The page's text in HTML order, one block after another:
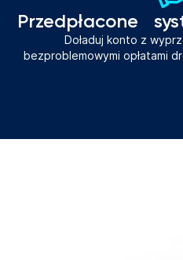
Przedpłacone
Doładuj konto z
bezproblemowymi opłatami